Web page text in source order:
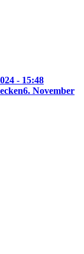
- 15:48
6. November